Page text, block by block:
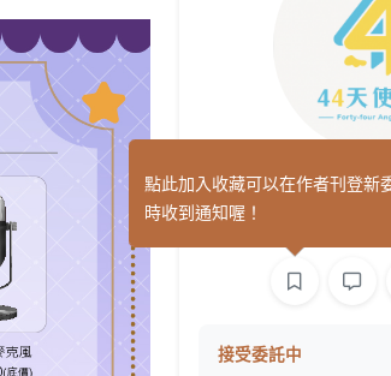
44天使
接受委託中
點此加入收藏可以在作者刊登新
時收到通知喔！